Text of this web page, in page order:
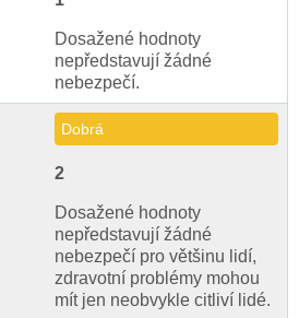
Dosažené hodnoty
nepředstavují žádné
nebezpečí.
Dobrá
2
Dosažené hodnoty
nepředstavují žádné
nebezpečí pro většinu lidí,
zdravotní problémy mohou
mít jen neobvykle citliví lidé.